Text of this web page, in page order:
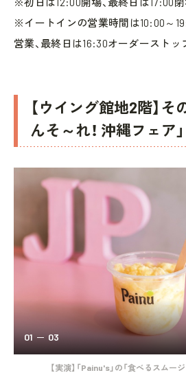
※イートインの営業時間は10:00～
営業、最終日は16:30オーダーストップ
【ウイング館地2階】そ
んそ～れ！ 沖縄フェア」
【実演】「Painu's」の「食べるスムージ
01 03